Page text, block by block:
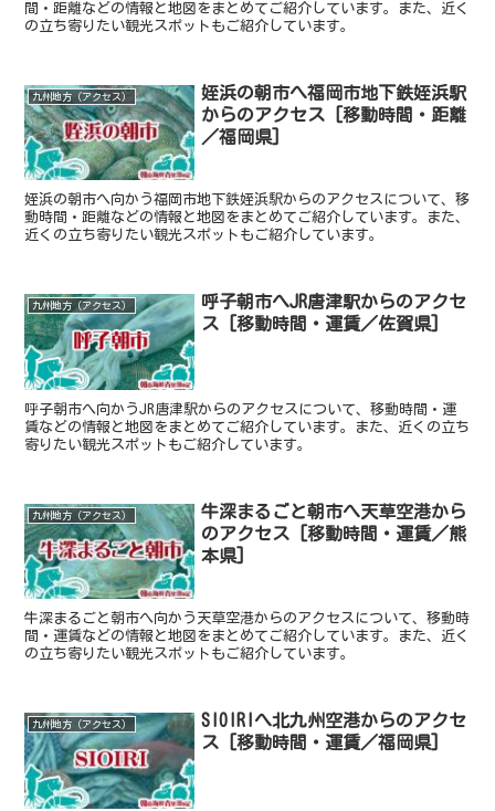
間・距離などの情報と地図をまとめてご紹介しています。また、近く
の立ち寄りたい観光スポットもご紹介しています。
九州地方（アクセス）
姪浜の朝市へ福岡市地下鉄姪浜駅
からのアクセス [移動時間・距離
／福岡県]
姪浜の朝市へ向かう福岡市地下鉄姪浜駅からのアクセスについて、移
動時間・距離などの情報と地図をまとめてご紹介しています。また、
近くの立ち寄りたい観光スポットもご紹介しています。
九州地方（アクセス）
呼子朝市へJR唐津駅からのアクセ
ス [移動時間・運賃／佐賀県]
呼子朝市へ向かうJR唐津駅からのアクセスについて、移動時間・運
賃などの情報と地図をまとめてご紹介しています。また、近くの立ち
寄りたい観光スポットもご紹介しています。
九州地方（アクセス）
牛深まるごと朝市へ天草空港から
のアクセス [移動時間・運賃／熊
本県]
牛深まるごと朝市へ向かう天草空港からのアクセスについて、移動時
間・運賃などの情報と地図をまとめてご紹介しています。また、近く
の立ち寄りたい観光スポットもご紹介しています。
九州地方（アクセス）
SIOIRIへ北九州空港からのアクセ
ス [移動時間・運賃／福岡県]